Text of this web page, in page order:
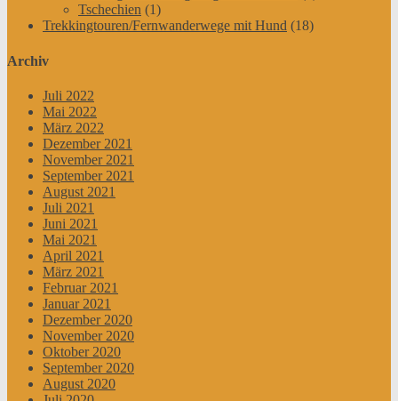
Tschechien (1)
Trekkingtouren/Fernwanderwege mit Hund (18)
Archiv
Juli 2022
Mai 2022
März 2022
Dezember 2021
November 2021
September 2021
August 2021
Juli 2021
Juni 2021
Mai 2021
April 2021
März 2021
Februar 2021
Januar 2021
Dezember 2020
November 2020
Oktober 2020
September 2020
August 2020